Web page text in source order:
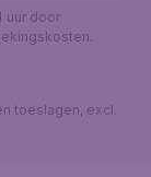
uur door
toeslagen, excl.